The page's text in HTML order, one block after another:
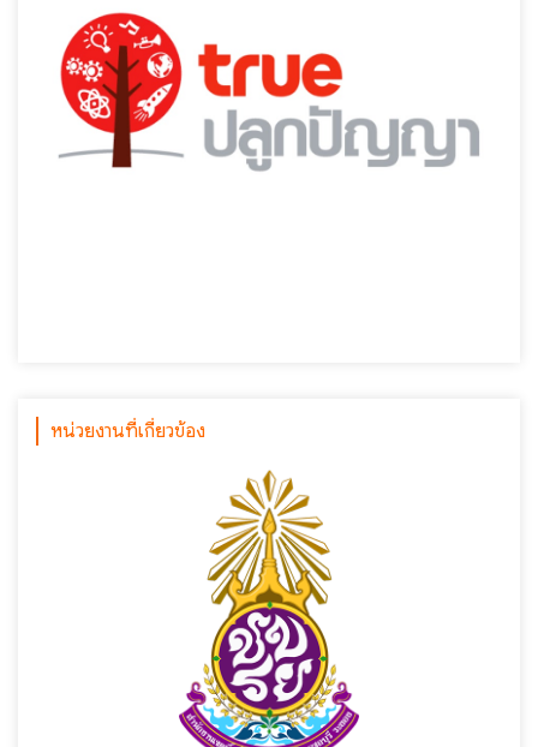
หน่วยงานที่เกี่ยวข้อง